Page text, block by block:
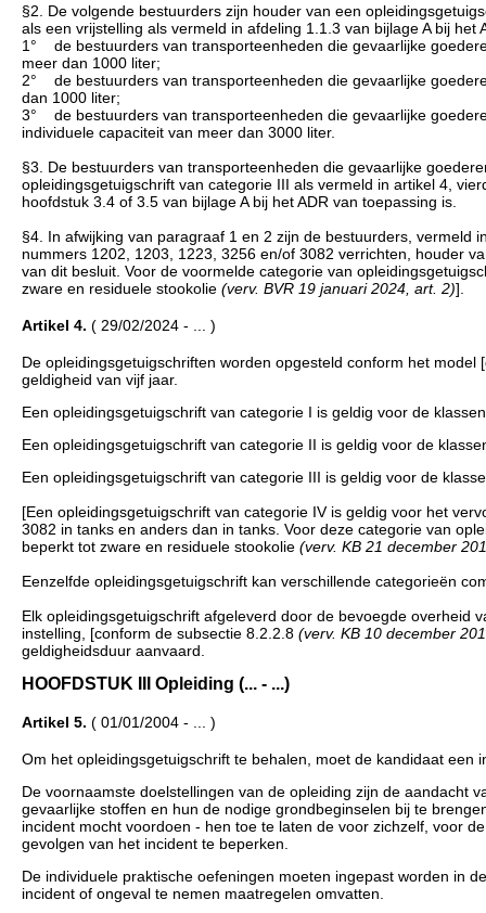
§2. De volgende bestuurders zijn houder van een
als een vrijstelling als vermeld in afdeling 1.1.3 van bijlage A bij het
1° de bestuurders van transporteenheden die gevaarlijke
meer dan 1000 liter;
2° de bestuurders van transporteenheden die gevaarlijke
dan 1000 liter;
3° de bestuurders van transporteenheden die gevaarlijke
individuele capaciteit van meer dan 3000 liter.
§3. De bestuurders van transporteenheden die gevaarlijke
opleidingsgetuigschrift van categorie III als vermeld in artikel 4,
hoofdstuk 3.4 of 3.5 van bijlage A bij het ADR van toepassing is.
§4. In afwijking van paragraaf 1 en 2 zijn de bestuurders,
nummers 1202, 1203, 1223, 3256 en/of 3082 verrichten, houder
van dit besluit. Voor de voormelde categorie van
zware en residuele stookolie (verv. BVR 19 januari 2024, art. 2)].
Artikel 4. ( 29/02/2024 - ... )
De opleidingsgetuigschriften worden opgesteld conform het
geldigheid van vijf jaar.
Een opleidingsgetuigschrift van categorie I is geldig voor de
Een opleidingsgetuigschrift van categorie II is geldig voor de
Een opleidingsgetuigschrift van categorie III is geldig voor de
[Een opleidingsgetuigschrift van categorie IV is geldig voor het
3082 in tanks en anders dan in tanks. Voor deze categorie van
beperkt tot zware en residuele stookolie (verv. KB 21 december
Eenzelfde opleidingsgetuigschrift kan verschillende categorieën
Elk opleidingsgetuigschrift afgeleverd door de bevoegde overheid
instelling, [conform de subsectie 8.2.2.8 (verv. KB 10 december
geldigheidsduur aanvaard.
HOOFDSTUK III Opleiding (... - ...)
Artikel 5. ( 01/01/2004 - ... )
Om het opleidingsgetuigschrift te behalen, moet de kandidaat
De voornaamste doelstellingen van de opleiding zijn de aandacht
gevaarlijke stoffen en hun de nodige grondbeginselen bij te
incident mocht voordoen - hen toe te laten de voor zichzelf, voor
gevolgen van het incident te beperken.
De individuele praktische oefeningen moeten ingepast worden in
incident of ongeval te nemen maatregelen omvatten.